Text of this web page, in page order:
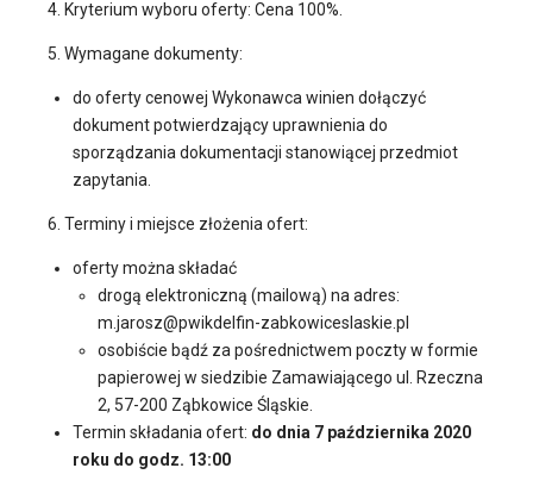
4. Kryterium wyboru oferty: Cena 100%.
5. Wymagane dokumenty:
do oferty cenowej Wykonawca winien dołączyć
dokument potwierdzający uprawnienia do
sporządzania dokumentacji stanowiącej przedmiot
zapytania.
6. Terminy i miejsce złożenia ofert:
oferty można składać
drogą elektroniczną (mailową) na adres:
m.jarosz@pwikdelfin-zabkowiceslaskie.pl
osobiście bądź za pośrednictwem poczty w formie
papierowej w siedzibie Zamawiającego ul. Rzeczna
2, 57-200 Ząbkowice Śląskie.
Termin składania ofert: do dnia 7 października 2020
roku do godz. 13:00